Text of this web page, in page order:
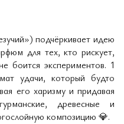
подчёркивает идею
для тех, кто рискует,
боится экспериментов. 1
удачи, который будто
его харизму и придавая
древесные и
композицию 💎.